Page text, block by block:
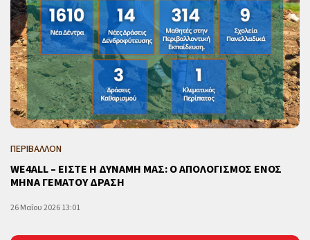
ΠΕΡΙΒΑΛΛΟΝ
WE4ALL – ΕΙΣΤΕ Η ΔΥΝΑΜΗ ΜΑΣ: Ο ΑΠΟΛΟΓΙΣΜΟΣ ΕΝΟΣ
ΜΗΝΑ ΓΕΜΑΤΟΥ ΔΡΑΣΗ
26 Μαΐου 2026 13:01